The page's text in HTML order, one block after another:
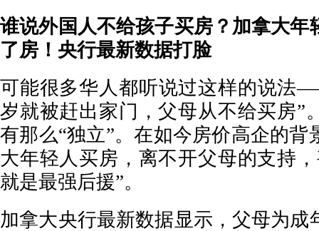
谁说外国人不给孩子买房？加拿大年
了房！央行最新数据打脸
可能很多华人都听说过这样的说法
岁就被赶出家门，父母从不给买房”
有那么“独立”。在如今房价高企的背
大年轻人买房，离不开父母的支持
就是最强后援”。
加拿大央行最新数据显示，父母为成